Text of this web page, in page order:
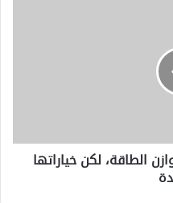
الطاقة، لكن خياراتها